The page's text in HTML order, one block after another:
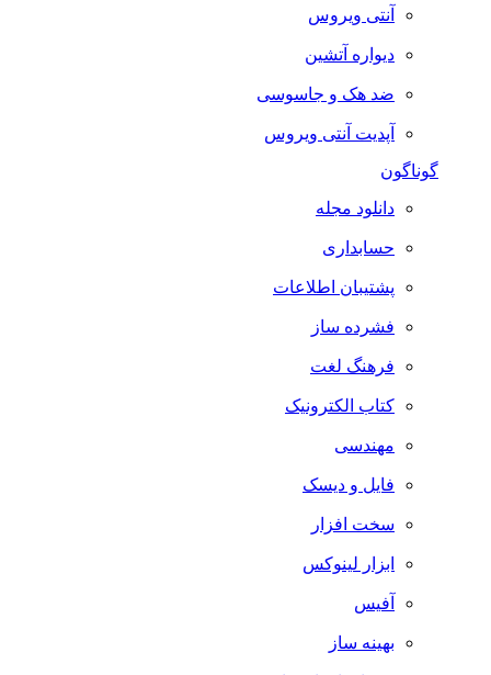
آنتی ویروس
دیواره آتشین
ضد هک و جاسوسی
آپدیت آنتی ویروس
گوناگون
دانلود مجله
حسابداری
پشتیبان اطلاعات
فشرده ساز
فرهنگ لغت
کتاب الکترونیک
مهندسی
فایل و دیسک
سخت افزار
ابزار لینوکس
آفیس
بهینه ساز